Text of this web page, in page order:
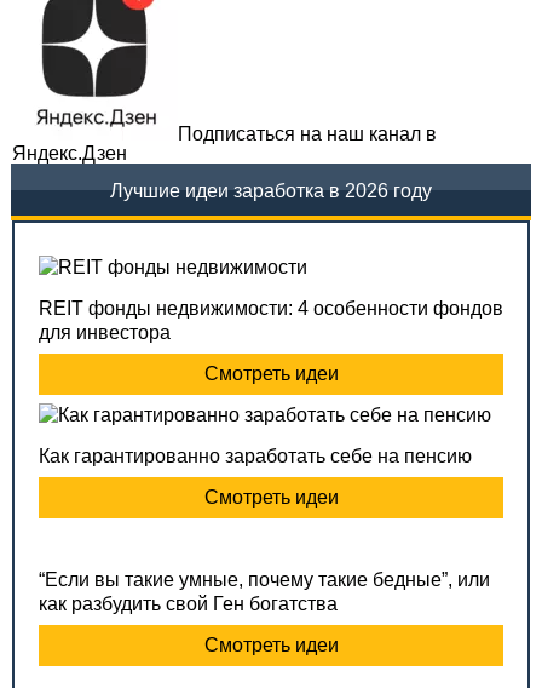
Подписаться на наш канал в
Яндекс.Дзен
Лучшие идеи заработка в 2026 году
REIT фонды недвижимости: 4 особенности фондов
для инвестора
Смотреть идеи
Как гарантированно заработать себе на пенсию
Смотреть идеи
“Если вы такие умные, почему такие бедные”, или
как разбудить свой Ген богатства
Смотреть идеи